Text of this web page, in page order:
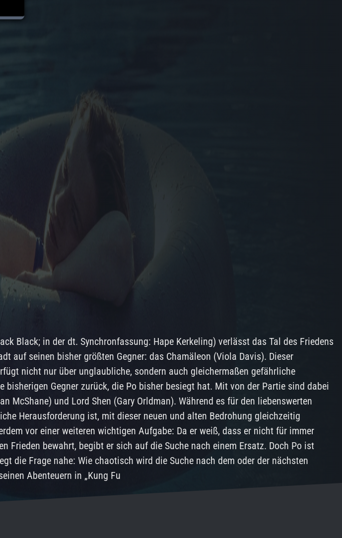
Black; in der dt. Synchronfassung: Hape Kerkeling) verlässt das Tal des Friedens
auf seinen bisher größten Gegner: das Chamäleon (Viola Davis). Dieser
nicht nur über unglaubliche, sondern auch gleichermaßen gefährliche
bisherigen Gegner zurück, die Po bisher besiegt hat. Mit von der Partie sind dabei
McShane) und Lord Shen (Gary Orldman). Während es für den liebenswerten
Herausforderung ist, mit dieser neuen und alten Bedrohung gleichzeitig
vor einer weiteren wichtigen Aufgabe: Da er weiß, dass er nicht für immer
Frieden bewahrt, begibt er sich auf die Suche nach einem Ersatz. Doch Po ist
die Frage nahe: Wie chaotisch wird die Suche nach dem oder der nächsten
Abenteuern in „Kung Fu